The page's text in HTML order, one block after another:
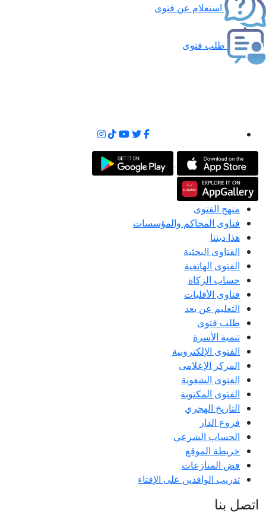
استعلام عن فتوى
طلب فتوى
منهج الفتوى
فتاوى المحاكم والمؤسسات
هذا ديننا
الفتاوى البحثية
الفتوى الهاتفية
حساب الزكاة
فتاوى الأقليات
التعليم عن بعد
طلب فتوى
تنمية الأسرة
الفتوى الإلكترونية
المركز الإعلامى
الفتوى الشفوية
الفتوى المكتوبة
التاريخ الهجري
فروع الدار
الحساب الشرعي
خريطة الموقع
فض المنازعات
تدريب الوافدين على الإفتاء
اتصل بنا